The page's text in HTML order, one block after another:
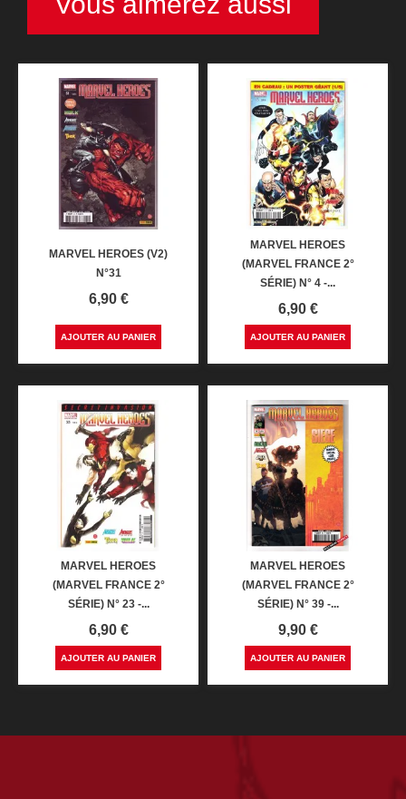
MARVEL HEROES (V2)
N°31
Prix
6,90 €
AJOUTER AU PANIER
MARVEL HEROES
(MARVEL FRANCE 2°
SÉRIE) N° 4 -...
Prix
6,90 €
AJOUTER AU PANIER
MARVEL HEROES
(MARVEL FRANCE 2°
SÉRIE) N° 23 -...
Prix
6,90 €
AJOUTER AU PANIER
MARVEL HEROES
(MARVEL FRANCE 2°
SÉRIE) N° 39 -...
Prix
9,90 €
AJOUTER AU PANIER